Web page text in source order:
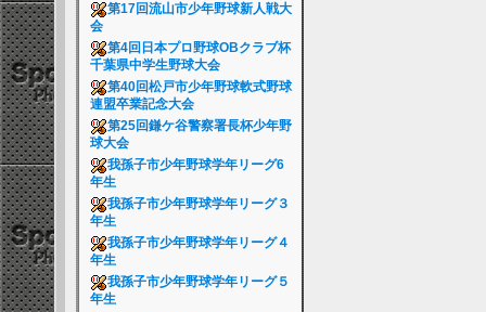
第17回流山市少年野球新人戦大
会
第4回日本プロ野球OBクラブ杯
千葉県中学生野球大会
第40回松戸市少年野球軟式野球
連盟卒業記念大会
第25回鎌ケ谷警察署長杯少年野
球大会
我孫子市少年野球学年リーグ6
年生
我孫子市少年野球学年リーグ３
年生
我孫子市少年野球学年リーグ４
年生
我孫子市少年野球学年リーグ５
年生